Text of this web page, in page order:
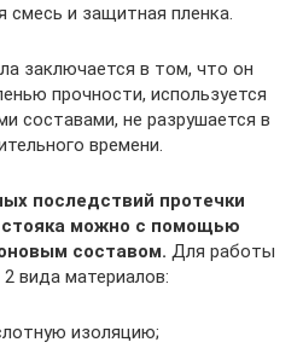
смесь и защитная пленка.
заключается в том, что он
прочности, используется
составами, не разрушается в
времени.
последствий протечки
стояка можно с помощью
составом. Для работы
вида материалов:
изоляцию;